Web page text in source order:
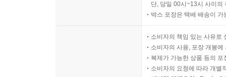
단, 당일 00시~13시 사이의
박스 포장은 택배 배송이
소비자의 책임 있는 사유로
소비자의 사용, 포장 개봉
복제가 가능한 상품 등의
소비자의 요청에 따라 개별